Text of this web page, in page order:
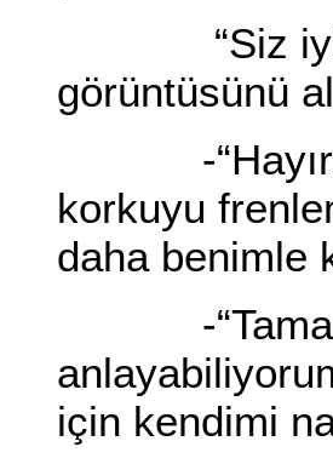
“Siz iyi
görüntüsünü
-
korkuyu
daha benimle
-“Tamam
için kendimi